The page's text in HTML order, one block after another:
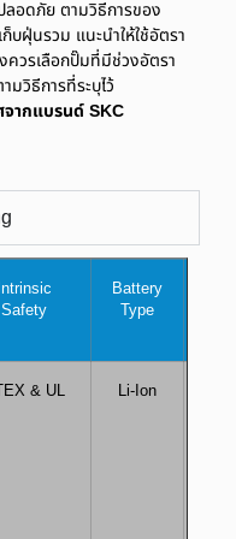
ลอดภัย ตามวิธีการของ
บฝุ่นรวม แนะนำให้ใช้อัตรา
ควรเลือกปั๊มที่มีช่วงอัตรา
มวิธีการที่ระบุไว้
จากแบรนด์ SKC
Intrinsic
Safety
Battery
Type
& UL Li-Ion